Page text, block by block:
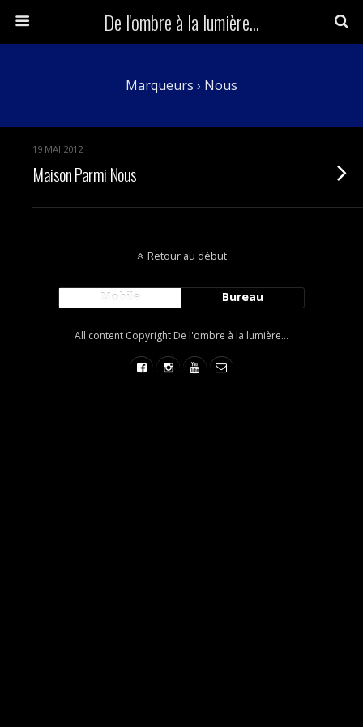
De l'ombre à la lumière...
Marqueurs › Nous
19 MAI 2012
Maison Parmi Nous
Retour au début
Mobile Bureau
All content Copyright De l'ombre à la lumière...